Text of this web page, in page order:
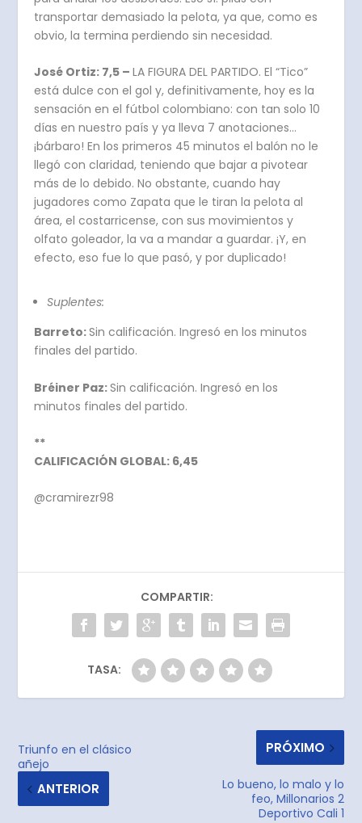
transportar demasiado la pelota, ya que, como es
obvio, la termina perdiendo sin necesidad.
José Ortiz: 7,5 –LA FIGURA DEL PARTIDO. El “Tico”
está dulce con el gol y, definitivamente, hoy es la
sensación en el fútbol colombiano: con tan solo 10
días en nuestro país y ya lleva 7 anotaciones…
¡bárbaro! En los primeros 45 minutos el balón no le
llegó con claridad, teniendo que bajar a pivotear
más de lo debido. No obstante, cuando hay
jugadores como Zapata que le tiran la pelota al
área, el costarricense, con sus movimientos y
olfato goleador, la va a mandar a guardar. ¡Y, en
efecto, eso fue lo que pasó, y por duplicado!
Suplentes:
Barreto:Sin calificación. Ingresó en los minutos
finales del partido.
Bréiner Paz:Sin calificación. Ingresó en los
minutos finales del partido.
**
CALIFICACIÓN GLOBAL: 6,45
@cramirezr98
COMPARTIR:
TASA:
Triunfo en el clásico
añejo
ANTERIOR
PRÓXIMO
Lo bueno, lo malo y lo
feo, Millonarios 2
Deportivo Cali 1